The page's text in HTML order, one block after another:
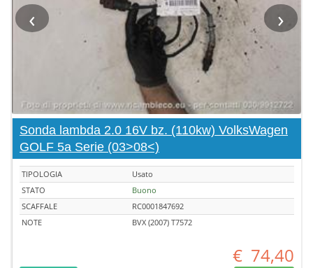
‹ ›
Sonda lambda 2.0 16V bz. (110kw) VolksWagen
GOLF 5a Serie (03>08<)
TIPOLOGIA
Usato
STATO
Buono
SCAFFALE
RC0001847692
NOTE
BVX (2007) T7572
€ 74,40